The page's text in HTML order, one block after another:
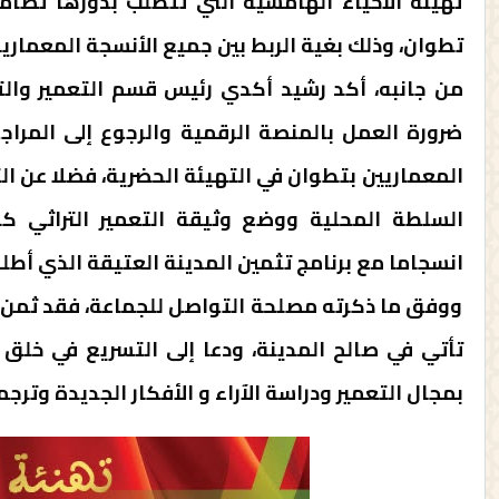
تطوان، وذلك بغية الربط بين جميع الأنسجة
من جانبه، أكد رشيد أكدي رئيس قسم التعمير
ضرورة العمل بالمنصة الرقمية والرجوع إلى
المعماريين بتطوان في التهيئة الحضرية، فضلا
السلطة المحلية ووضع وثيقة التعمير التراثي
انسجاما مع برنامج تثمين المدينة العتيقة الذي
ووفق ما ذكرته مصلحة التواصل للجماعة، فقد
تأتي في صالح المدينة، ودعا إلى التسريع في
بمجال التعمير ودراسة الآراء و الأفكار الجديدة